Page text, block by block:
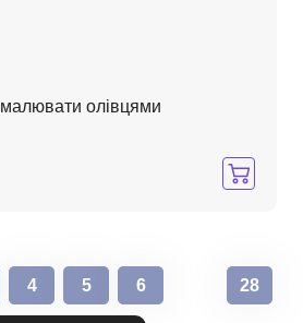
олівцями
4 5 6 28